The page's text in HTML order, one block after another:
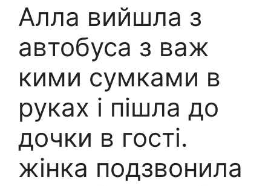
Алла вийшла з
автобуса з важ
кими сумками в
руках і пішла до
дочки в гості.
жінка подзвонила